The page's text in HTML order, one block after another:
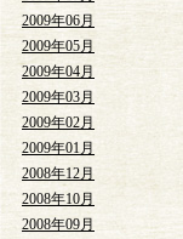
2009年06月
2009年05月
2009年04月
2009年03月
2009年02月
2009年01月
2008年12月
2008年10月
2008年09月